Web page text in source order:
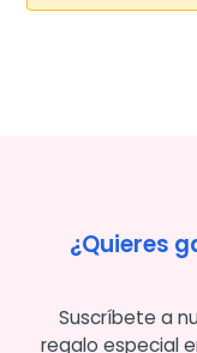
¿Quieres
Suscríbete a
regalo especial